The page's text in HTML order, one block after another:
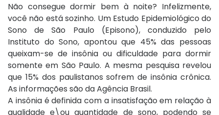
Não consegue dormir bem à noite? Infelizmente,
você não está sozinho. Um Estudo Epidemiológico do
Sono de São Paulo (Episono), conduzido pelo
Instituto do Sono, apontou que 45% das pessoas
queixam-se de insônia ou dificuldade para dormir
somente em São Paulo. A mesma pesquisa revelou
que 15% dos paulistanos sofrem de insônia crônica.
As informações são da Agência Brasil.
A insônia é definida com a insatisfação em relação à
qualidade e\ou quantidade de sono, podendo se